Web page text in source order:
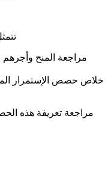
خلاص حصص الإستمرار